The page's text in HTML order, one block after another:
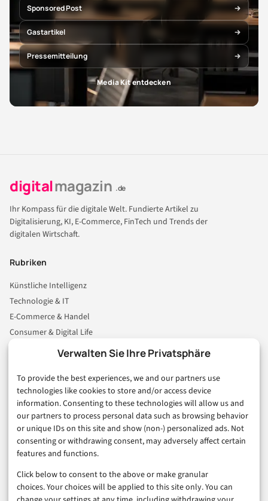
Verwalten Sie Ihre Privatsphäre
To provide the best experiences, we and our partners use
technologies like cookies to store and/or access device
information. Consenting to these technologies will allow us and
our partners to process personal data such as browsing behavior
or unique IDs on this site and show (non-) personalized ads. Not
consenting or withdrawing consent, may adversely affect certain
features and functions.
Click below to consent to the above or make granular
choices. Your choices will be applied to this site only. You can
Sponsored Post
Gastartikel
Pressemitteilung
Media Kit entdecken
digitalmagazin .de
Ihr Kompass für die digitale Welt. Fundierte Artikel zu
Digitalisierung, KI, E-Commerce, FinTech und Trends der
digitalen Wirtschaft.
Rubriken
Künstliche Intelligenz
Technologie & IT
E-Commerce & Handel
Consumer & Digital Life
Business & Karriere
Sicherheit & Recht
Digitalisierung
Marketing
Magazin
Unsere Redaktion
Werbeformate & Media Kit